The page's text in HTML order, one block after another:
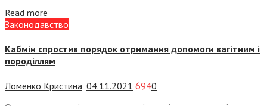
Read more
Законодавство
Кабмін спростив порядок отримання допомоги вагітним і
породіллям
Ломенко Кристина —04.11.2021 6940